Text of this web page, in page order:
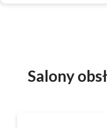
Salony